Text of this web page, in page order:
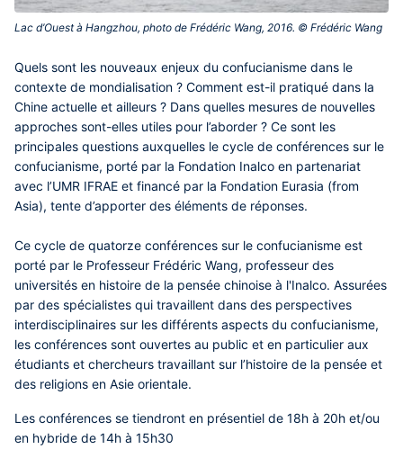
Lac d’Ouest à Hangzhou, photo de Frédéric Wang, 2016. © Frédéric Wang‎
Contenu
central
Quels sont les nouveaux enjeux du confucianisme dans le
contexte de mondialisation ? Comment est-il pratiqué dans la
Chine actuelle et ailleurs ? Dans quelles mesures de nouvelles
approches sont-elles utiles pour l’aborder ? Ce sont les
principales questions auxquelles le cycle de conférences sur le
confucianisme, porté par la Fondation Inalco en partenariat
avec l’UMR IFRAE et financé par la Fondation Eurasia (from
Asia), tente d’apporter des éléments de réponses.
Ce cycle de quatorze conférences sur le confucianisme est
porté par le Professeur Frédéric Wang, professeur des
universités en histoire de la pensée chinoise à l'Inalco. Assurées
par des spécialistes qui travaillent dans des perspectives
interdisciplinaires sur les différents aspects du confucianisme,
les conférences sont ouvertes au public et en particulier aux
étudiants et chercheurs travaillant sur l’histoire de la pensée et
des religions en Asie orientale.
Les conférences se tiendront en présentiel de 18h à 20h et/ou
en hybride de 14h à 15h30